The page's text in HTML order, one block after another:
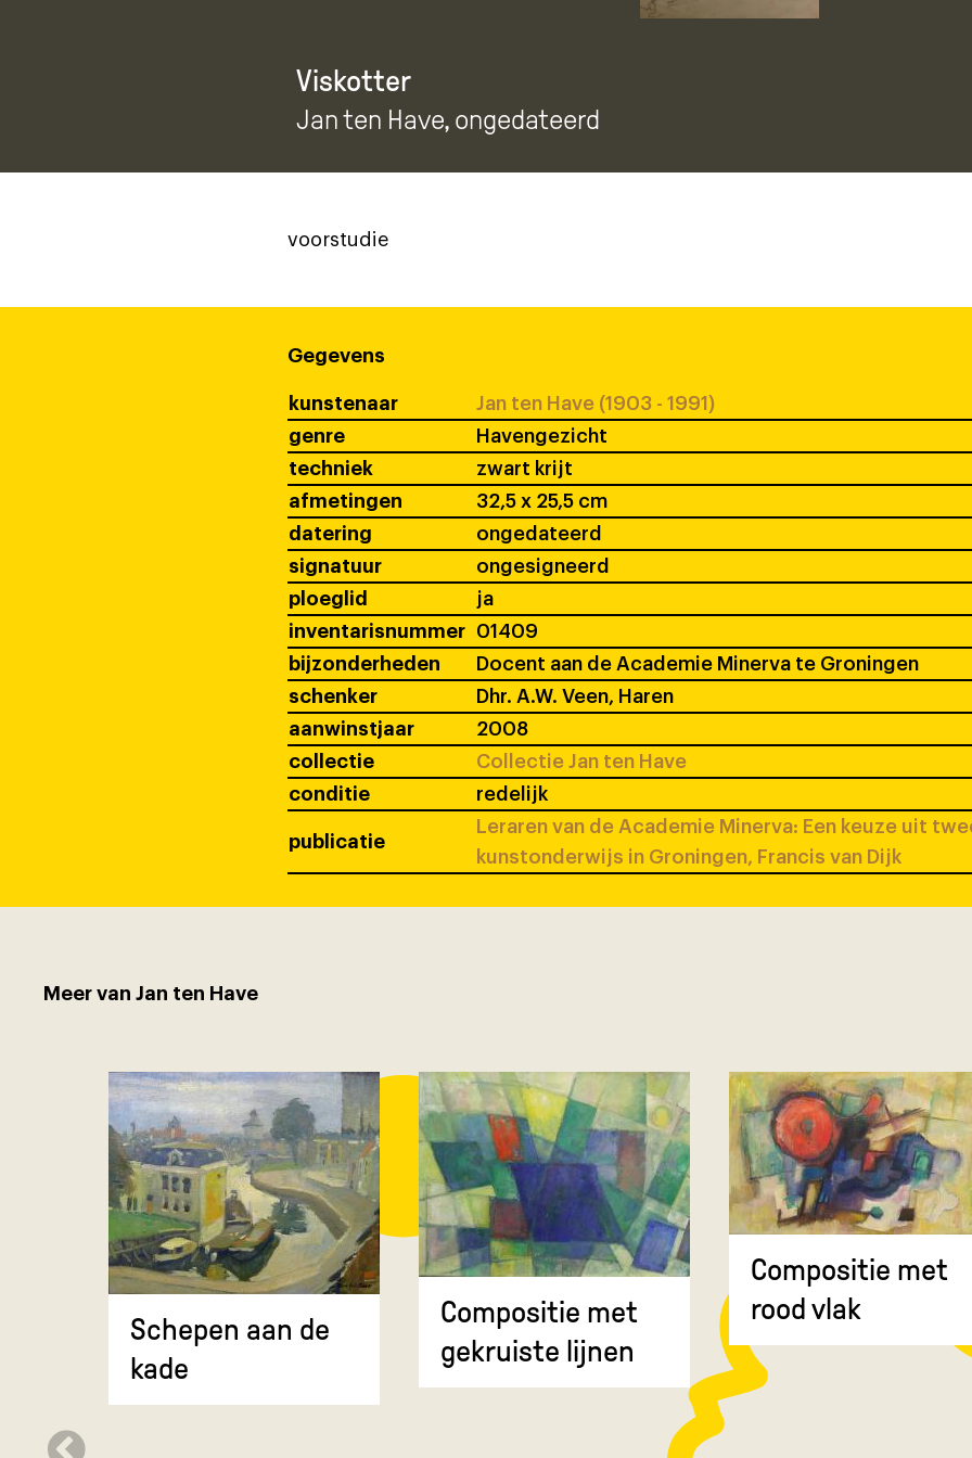
Viskotter
Jan ten Have, ongedateerd
voorstudie
Gegevens
kunstenaar
Jan ten Have (1903 - 1991)
genre
Havengezicht
techniek
zwart krijt
afmetingen
32,5 x 25,5 cm
datering
ongedateerd
signatuur
ongesigneerd
ploeglid
ja
inventarisnummer
01409
bijzonderheden
Docent aan de Academie Minerva te Groningen
schenker
Dhr. A.W. Veen, Haren
aanwinstjaar
2008
collectie
Collectie Jan ten Have
conditie
redelijk
publicatie
Leraren van de Academie Minerva: Een keuze uit
kunstonderwijs in Groningen, Francis van Dijk
Meer van Jan ten Have
Schepen aan de
kade
Compositie met
gekruiste lijnen
Compositie met
rood vlak